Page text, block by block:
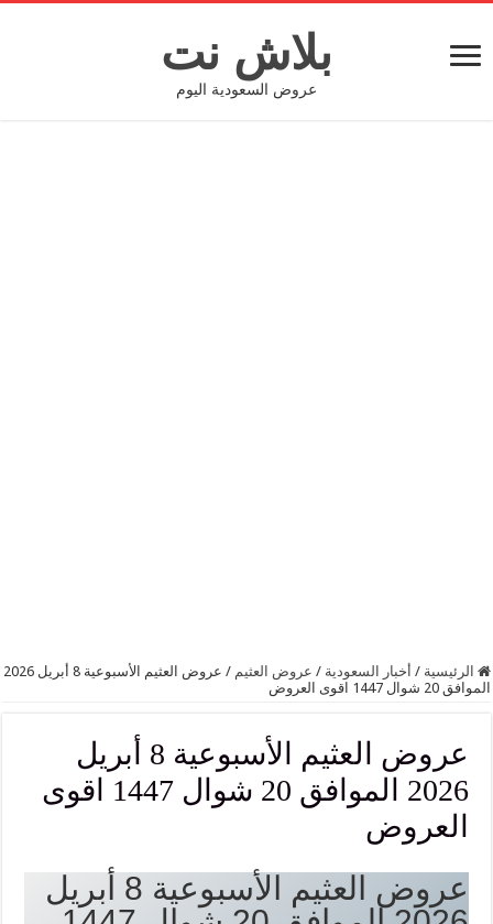
بلاش نت
عروض السعودية اليوم
الرئيسية / أخبار السعودية / عروض العثيم /
عروض العثيم الأسبوعية 8 أبريل 2026
الموافق 20 شوال 1447 اقوى العروض
عروض العثيم الأسبوعية 8 أبريل
2026 الموافق 20 شوال 1447 اقوى
العروض
عروض العثيم الأسبوعية 8 أبريل